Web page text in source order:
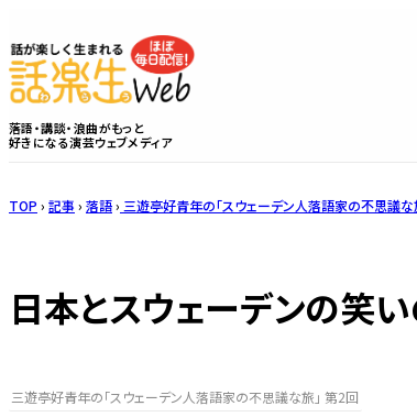
落語・講談・浪曲がもっと
好きになる演芸ウェブメディア
TOP › 記事 › 落語› 三遊亭好青年の「スウェーデン人落語家の不思議な
日本とスウェーデンの笑
三遊亭好青年の「スウェーデン人落語家の不思議な旅」 第2回